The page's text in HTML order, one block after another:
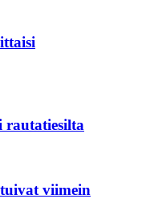
rautatiesilta
viimein